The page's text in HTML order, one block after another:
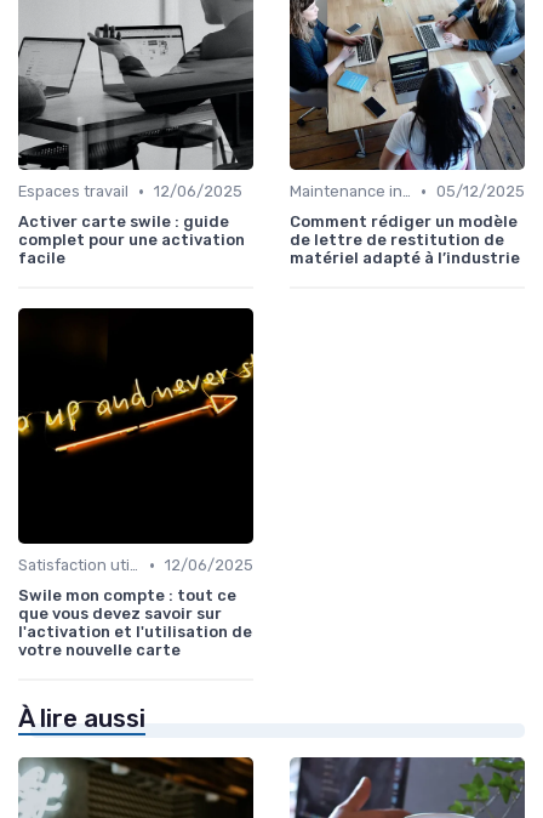
Espaces travail • 12/06/2025
Activer carte swile : guide
complet pour une activation
facile
Maintenance infrastructures • 05/12/2025
Comment rédiger un modèle
de lettre de restitution de
matériel adapté à l’industrie
Satisfaction utilisateurs • 12/06/2025
Swile mon compte : tout ce
que vous devez savoir sur
l'activation et l'utilisation de
votre nouvelle carte
À lire aussi